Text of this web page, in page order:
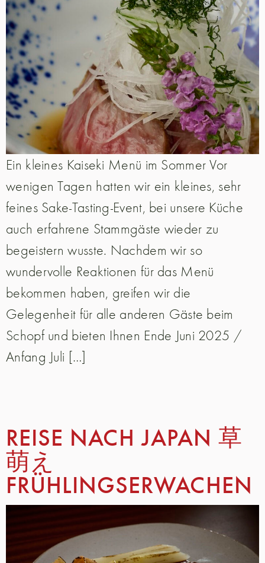
Ein kleines Kaiseki Menü im Sommer Vor
wenigen Tagen hatten wir ein kleines, sehr
feines Sake-Tasting-Event, bei unsere Küche
auch erfahrene Stammgäste wieder zu
begeistern wusste. Nachdem wir so
wundervolle Reaktionen für das Menü
bekommen haben, greifen wir die
Gelegenheit für alle anderen Gäste beim
Schopf und bieten Ihnen Ende Juni 2025 /
Anfang Juli […]
REISE NACH JAPAN 草
萌え
FRÜHLINGSERWACHEN